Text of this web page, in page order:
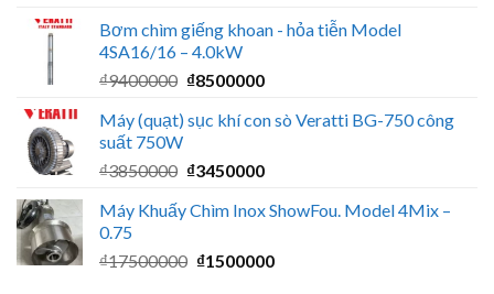
là:
₫2000000.
tại
₫1800000.
Bơm chìm giếng khoan - hỏa tiễn Model
4SA16/16 – 4.0kW
₫9400000 Giá
là:
₫8500000Giá
tại
₫8500000.
Máy (quạt) sục khí con sò Veratti BG-750 công
suất 750W
₫3850000 Giá
là:
₫3450000Giá
tại
₫3450000.
Máy Khuấy Chìm Inox ShowFou. Model 4Mix –
0.75
₫17500000 Giá
₫1500000Giá